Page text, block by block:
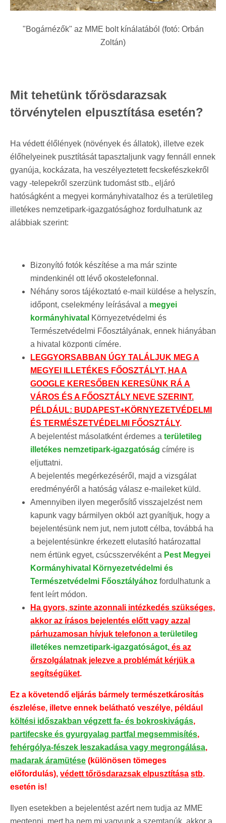
"Bogárnézők" az MME bolt kínálatából (fotó: Orbán
Zoltán)
Mit tehetünk tőrösdarazsak
törvénytelen elpusztítása esetén?
Ha védett élőlények (növények és állatok), illetve ezek
élőhelyeinek pusztítását tapasztaljunk vagy fennáll ennek
gyanúja, kockázata, ha veszélyeztetett fecskefészkekről
vagy -telepekről szerzünk tudomást stb., eljáró
hatóságként a megyei kormányhivatalhoz és a területileg
illetékes nemzetipark-igazgatósághoz fordulhatunk az
alábbiak szerint:
Bizonyító fotók készítése a ma már szinte
mindenkinél ott lévő okostelefonnal.
Néhány soros tájékoztató e-mail küldése a helyszín,
időpont, cselekmény leírásával a megyei
kormányhivatal Környezetvédelmi és
Természetvédelmi Főosztályának, ennek hiányában
a hivatal központi címére.
LEGGYORSABBAN ÚGY TALÁLJUK MEG A
MEGYEI ILLETÉKES FŐOSZTÁLYT, HA A
GOOGLE KERESŐBEN KERESÜNK RÁ A
VÁROS ÉS A FŐOSZTÁLY NEVE SZERINT.
PÉLDÁUL: BUDAPEST+KÖRNYEZETVÉDELMI
ÉS TERMÉSZETVÉDELMI FŐOSZTÁLY.
A bejelentést másolatként érdemes a területileg
illetékes nemzetipark-igazgatóság címére is
eljuttatni.
A bejelentés megérkezéséről, majd a vizsgálat
eredményéről a hatóság válasz e-maileket küld.
Amennyiben ilyen megerősítő visszajelzést nem
kapunk vagy bármilyen okból azt gyanítjuk, hogy a
bejelentésünk nem jut, nem jutott célba, továbbá ha
a bejelentésünkre érkezett elutasító határozattal
nem értünk egyet, csúcsszervéként a Pest Megyei
Kormányhivatal Környezetvédelmi és
Természetvédelmi Főosztályához fordulhatunk a
fent leírt módon.
Ha gyors, szinte azonnali intézkedés szükséges,
akkor az írásos bejelentés előtt vagy azzal
párhuzamosan hívjuk telefonon a területileg
illetékes nemzetipark-igazgatóságot, és az
őrszolgálatnak jelezve a problémát kérjük a
segítségüket.
Ez a követendő eljárás bármely természetkárosítás
észlelése, illetve ennek belátható veszélye, például
költési időszakban végzett fa- és bokroskivágás,
partifecske és gyurgyalag partfal megsemmisítés,
fehérgólya-fészek leszakadása vagy megrongálása,
madarak áramütése (különösen tömeges
előfordulás), védett tőrösdarazsak elpusztítása stb.
esetén is!
Ilyen esetekben a bejelentést azért nem tudja az MME
megtenni, mert ha nem mi vagyunk a szemtanúk, akkor a